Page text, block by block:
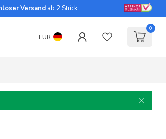
Versand ab 2 Stück
EUR
0